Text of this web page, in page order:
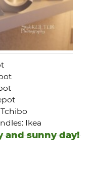
Ikea
and sunny day!